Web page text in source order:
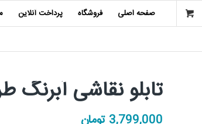
صفحه اصلی فروشگاه پرداخت آنلاین
تابلو نقاشی آبرنگ